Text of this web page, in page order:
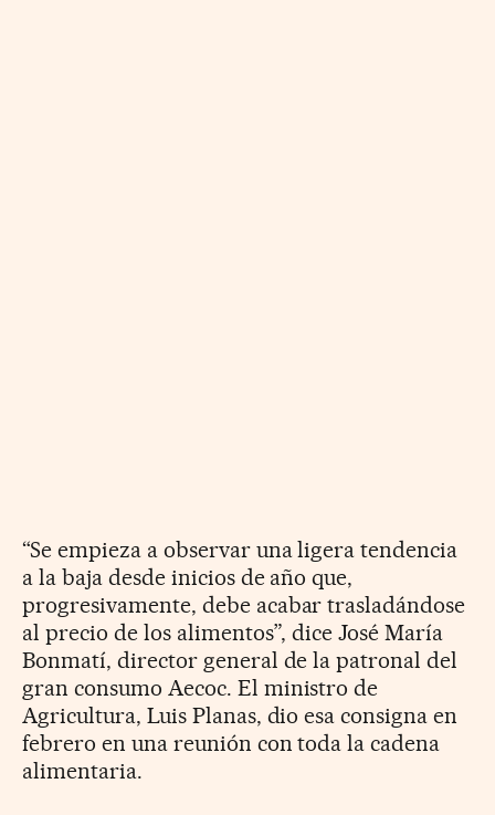
“Se empieza a observar una ligera tendencia
a la baja desde inicios de año que,
progresivamente, debe acabar trasladándose
al precio de los alimentos”, dice José María
Bonmatí, director general de la patronal del
gran consumo Aecoc. El ministro de
Agricultura, Luis Planas, dio esa consigna en
febrero en una reunión con toda la cadena
alimentaria.